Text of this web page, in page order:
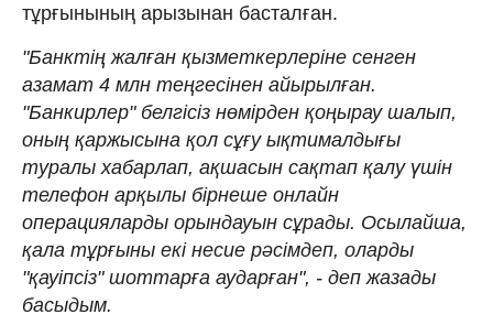
тұрғынының арызынан басталған.
"Банктің жалған қызметкерлеріне сенген
азамат 4 млн теңгесінен айырылған.
"Банкирлер" белгісіз нөмірден қоңырау шалып,
оның қаржысына қол сұғу ықтималдығы
туралы хабарлап, ақшасын сақтап қалу үшін
телефон арқылы бірнеше онлайн
операцияларды орындауын сұрады. Осылайша,
қала тұрғыны екі несие рәсімдеп, оларды
"қауіпсіз" шоттарға аударған", - деп жазады
басыдым.